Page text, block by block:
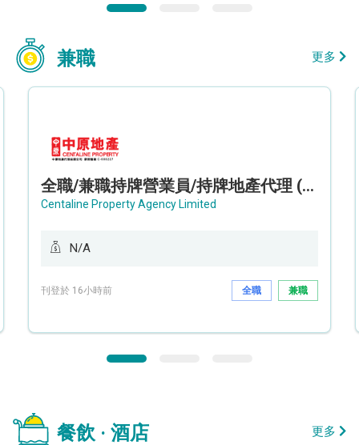
兼職 更多
全職/兼職持牌營業員/持牌地產代理 (長沙灣/將軍澳/油塘)
Centaline Property Agency Limited
N/A
刊登於 16小時前 全職 兼職
餐飲 · 酒店 更多